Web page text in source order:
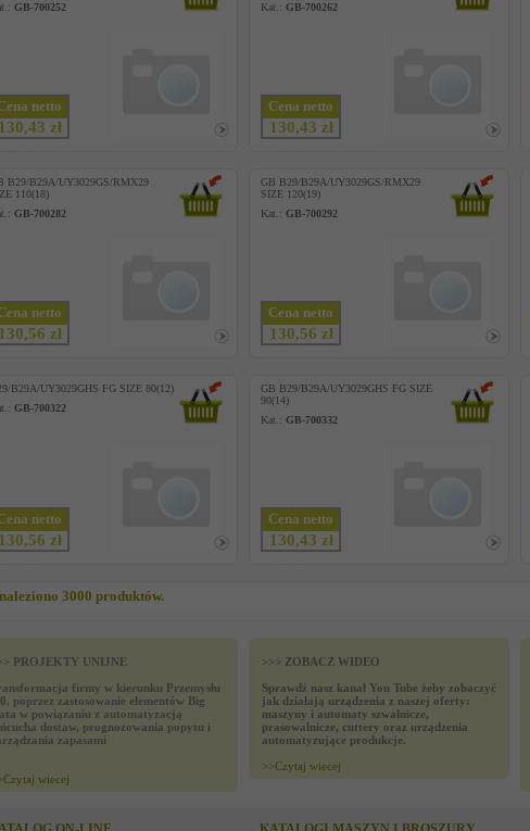
GB-700252
netto
130,43 zł
Kat.: GB-700262
Cena netto
130,43 zł
B29/B29A/UY3029GS/RMX29
110(18)
GB-700282
netto
130,56 zł
GB B29/B29A/UY3029GS/RMX29
SIZE 120(19)
Kat.: GB-700292
Cena netto
130,56 zł
B29A/UY3029GHS FG SIZE 80(12)
GB-700322
netto
130,56 zł
GB B29/B29A/UY3029GHS FG SIZE
90(14)
Kat.: GB-700332
Cena netto
130,43 zł
3000 produktów.
PROJEKTY UNIJNE
firmy w kierunku Przemysłu
poprzez zastosowanie elementów Big
w powiązaniu z automatyzacją
dostaw, prognozowania popytu i
zapasami
Czytaj wiecej
>>> ZOBACZ WIDEO
Sprawdź nasz kanał You Tube żeby zobaczyć
jak działają urządzenia z naszej oferty:
maszyny i automaty szwalnicze,
prasowalnicze, cuttery oraz urządzenia
automatyzujące produkcje.
>>Czytaj wiecej